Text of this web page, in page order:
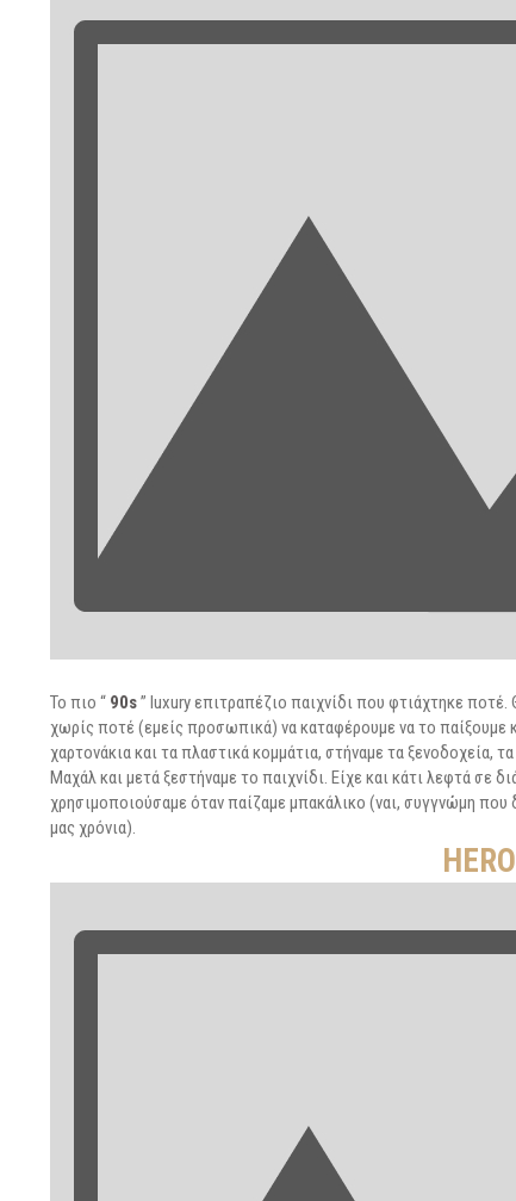
Το πιο “ 90s” luxury επιτραπέζιο παιχνίδι που φτιάχτηκε
χωρίς ποτέ (εμείς προσωπικά) να καταφέρουμε να το παίξουμε
χαρτονάκια και τα πλαστικά κομμάτια, στήναμε τα ξενοδοχεία,
Μαχάλ και μετά ξεστήναμε το παιχνίδι. Είχε και κάτι λεφτά σε
χρησιμοποιούσαμε όταν παίζαμε μπακάλικο (ναι, συγγνώμη
μας χρόνια).